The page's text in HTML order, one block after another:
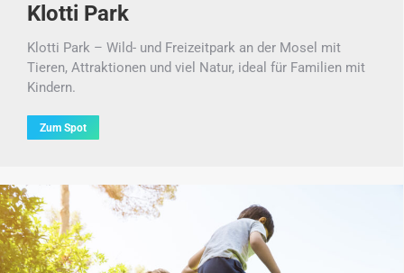
Klotti Park
Klotti Park – Wild- und Freizeitpark an der Mosel mit
Tieren, Attraktionen und viel Natur, ideal für Familien mit
Kindern.
Zum Spot